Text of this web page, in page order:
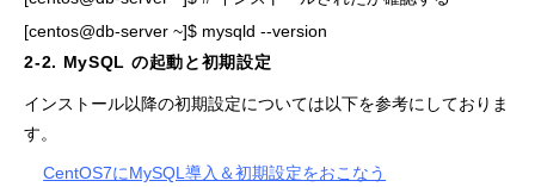
[centos@db-server ~]$ mysqld --version
2-2. MySQL の起動と初期設定
インストール以降の初期設定については以下を参考にしておりま
す。
CentOS7にMySQL導入＆初期設定をおこなう